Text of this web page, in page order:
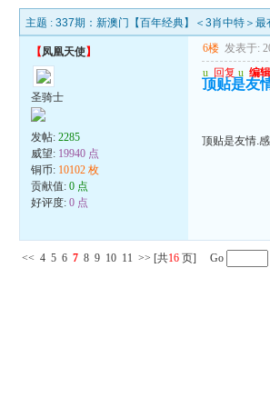
主题 :337期：新澳门【百年经典】＜3肖中特＞最
【凤凰天使】
圣骑士
发帖:2285
威望: 19940 点
铜币: 10102 枚
贡献值:0 点
好评度:0 点
6楼 发表于:
u 回复 u 编辑
顶贴是友
顶贴是友情.
<< 4 5 6 7 8 9 10 11 >> [共16 页] Go